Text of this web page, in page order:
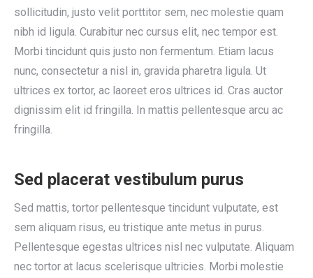
sollicitudin, justo velit porttitor sem, nec molestie quam
nibh id ligula. Curabitur nec cursus elit, nec tempor est.
Morbi tincidunt quis justo non fermentum. Etiam lacus
nunc, consectetur a nisl in, gravida pharetra ligula. Ut
ultrices ex tortor, ac laoreet eros ultrices id. Cras auctor
dignissim elit id fringilla. In mattis pellentesque arcu ac
fringilla.
Sed placerat vestibulum purus
Sed mattis, tortor pellentesque tincidunt vulputate, est
sem aliquam risus, eu tristique ante metus in purus.
Pellentesque egestas ultrices nisl nec vulputate. Aliquam
nec tortor at lacus scelerisque ultricies. Morbi molestie